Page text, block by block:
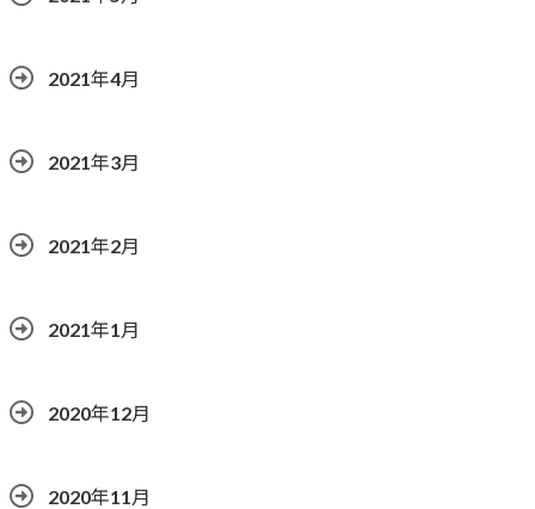
2021年4月
2021年3月
2021年2月
2021年1月
2020年12月
2020年11月